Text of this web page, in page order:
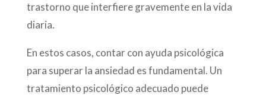
trastorno que interfiere gravemente en la vida
diaria.
En estos casos, contar con ayuda psicológica
para superar la ansiedad es fundamental. Un
tratamiento psicológico adecuado puede